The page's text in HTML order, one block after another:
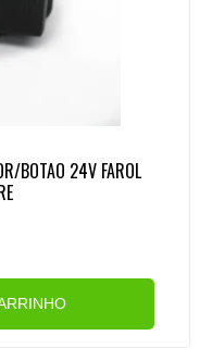
BOTAO 24V FAROL